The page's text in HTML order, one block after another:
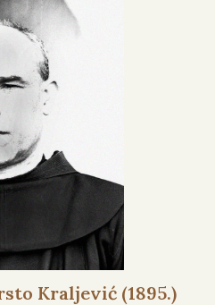
Kraljević (1895.)